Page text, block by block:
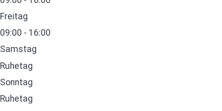
Freitag
09:00 - 16:00
Samstag
Ruhetag
Sonntag
Ruhetag